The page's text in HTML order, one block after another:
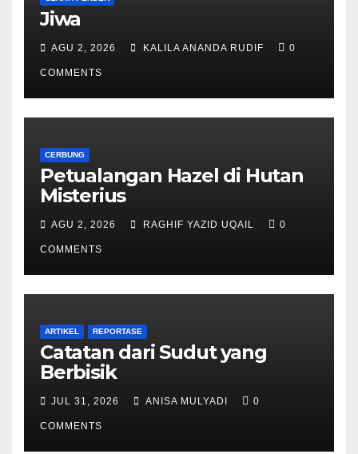
Jiwa
AGU 2, 2026 KALILA ANANDA RUDIF 0
COMMENTS
CERBUNG
Petualangan Hazel di Hutan
Misterius
AGU 2, 2026 RAGHIF YAZID UQAIL 0
COMMENTS
ARTIKEL REPORTASE
Catatan dari Sudut yang
Berbisik
JUL 31, 2026 ANISA MULYADI 0
COMMENTS